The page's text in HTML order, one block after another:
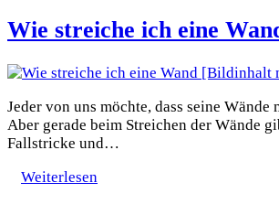
Wie streiche ich eine
Jeder von uns möchte, dass seine Wände
Aber gerade beim Streichen der Wände
Fallstricke und…
Weiterlesen